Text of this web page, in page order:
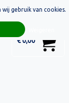
€ 0,00
gebruik van cookies.